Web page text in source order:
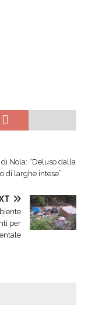
Nola: “Deluso dalla
di larghe intese”
per